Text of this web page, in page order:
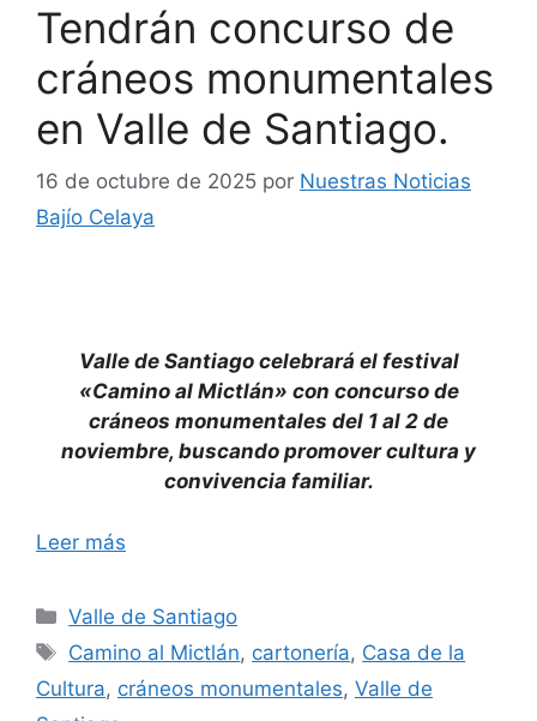
Tendrán concurso de
cráneos monumentales
en Valle de Santiago.
16 de octubre de 2025 por Nuestras Noticias
Bajío Celaya
Valle de Santiago celebrará el festival
«Camino al Mictlán» con concurso de
cráneos monumentales del 1 al 2 de
noviembre, buscando promover cultura y
convivencia familiar.
Leer más
Categorías
Valle de Santiago
Etiquetas
Camino al Mictlán, cartonería, Casa de la
Cultura, cráneos monumentales, Valle de